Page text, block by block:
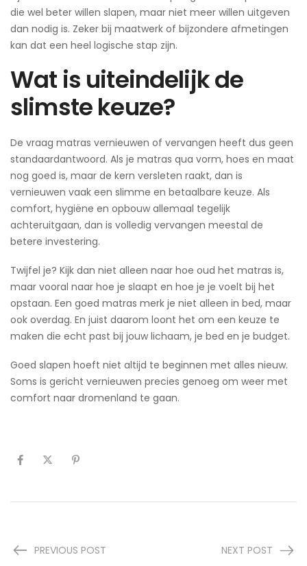
die wel beter willen slapen, maar niet meer willen uitgeven
dan nodig is. Zeker bij maatwerk of bijzondere afmetingen
kan dat een heel logische stap zijn.
Wat is uiteindelijk de
slimste keuze?
De vraag matras vernieuwen of vervangen heeft dus geen
standaardantwoord. Als je matras qua vorm, hoes en maat
nog goed is, maar de kern versleten raakt, dan is
vernieuwen vaak een slimme en betaalbare keuze. Als
comfort, hygiëne en opbouw allemaal tegelijk
achteruitgaan, dan is volledig vervangen meestal de
betere investering.
Twijfel je? Kijk dan niet alleen naar hoe oud het matras is,
maar vooral naar hoe je slaapt en hoe je je voelt bij het
opstaan. Een goed matras merk je niet alleen in bed, maar
ook overdag. En juist daarom loont het om een keuze te
maken die echt past bij jouw lichaam, je bed en je budget.
Goed slapen hoeft niet altijd te beginnen met alles nieuw.
Soms is gericht vernieuwen precies genoeg om weer met
comfort naar dromenland te gaan.
PREVIOUS POST NEXT POST